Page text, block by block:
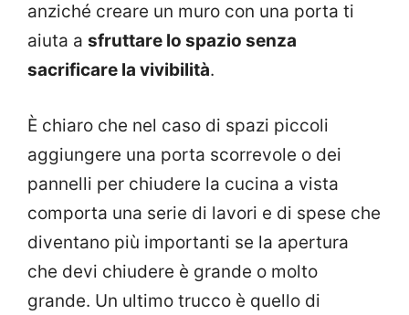
anziché creare un muro con una porta ti
aiuta a sfruttare lo spazio senza
sacrificare la vivibilità.
È chiaro che nel caso di spazi piccoli
aggiungere una porta scorrevole o dei
pannelli per chiudere la cucina a vista
comporta una serie di lavori e di spese che
diventano più importanti se la apertura
che devi chiudere è grande o molto
grande. Un ultimo trucco è quello di